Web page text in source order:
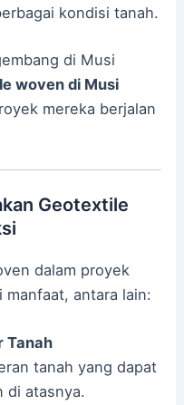
kondisi tanah.
di Musi
woven di Musi
mereka berjalan
Geotextile
dalam proyek
antara lain:
Tanah
tanah yang dapat
di atasnya.